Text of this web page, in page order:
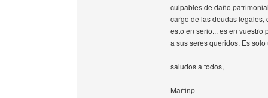
culpables de daño
cargo de las deudas legales,
esto en serio... es en
a sus seres queridos. Es
saludos a todos,
Martinp